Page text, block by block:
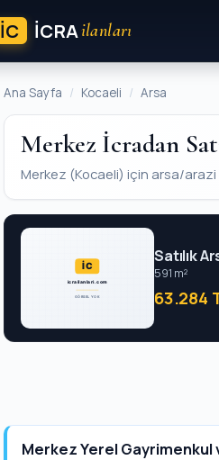
İC ICRAilanları
Ana Sayfa Kocaeli Arsa
Merkez İcradan
Merkez (Kocaeli) için arsa/arazi
Satılık
591 m²
63.284
Merkez Yerel Gayrimenkul